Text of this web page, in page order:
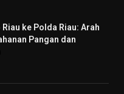
ke Polda Riau: Arah
Pangan dan